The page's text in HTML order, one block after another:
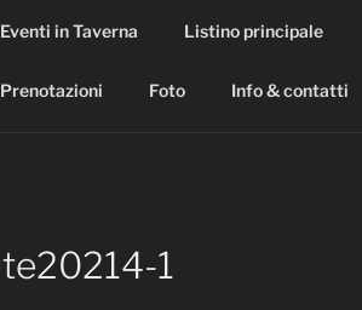
Eventi in Taverna Listino principale
Prenotazioni Foto Info & contatti
te20214-1